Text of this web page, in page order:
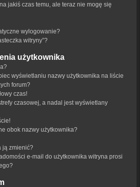
jakiś czas temu, ale teraz nie mogę się
wylogowanie?
witryny”?
użytkownika
wyświetlaniu nazwy użytkownika na liście
forum?
czas!
czasowej, a nadal jest wyświetlany
obok nazwy użytkownika?
ją zmienić?
e-mail do użytkownika witryna prosi